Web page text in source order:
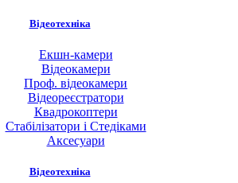
Відеотехніка
Екшн-камери
Відеокамери
Проф. відеокамери
Відеореєстратори
Квадрокоптери
Стабілізатори і Стедіками
Аксесуари
Відеотехніка